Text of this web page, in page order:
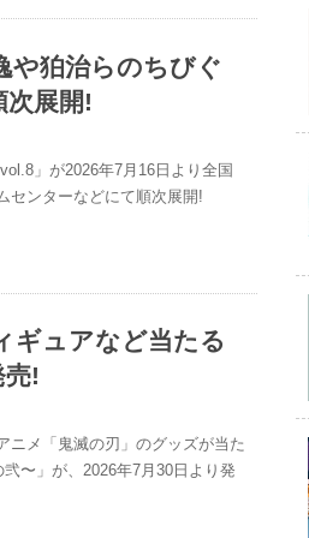
や狛治らのちびぐ
次展開!
」が2026年7月16日より全国
センターなどにて順次展開!
ギュアなど当たる
!
ニメ「鬼滅の刃」のグッズが当た
〜」が、2026年7月30日より発